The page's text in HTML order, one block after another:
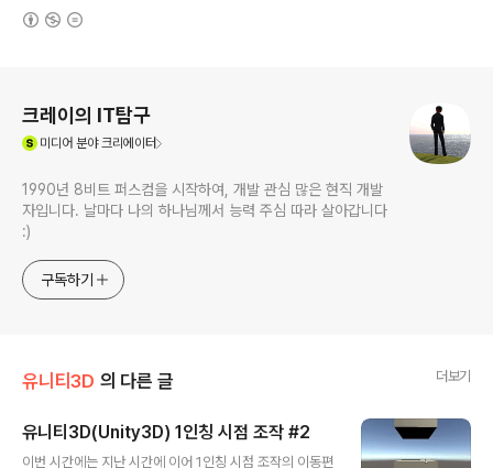
크레이의 IT탐구
미디어 분야 크리에이터
1990년 8비트 퍼스컴을 시작하여, 개발 관심 많은 현직 개발
자입니다. 날마다 나의 하나님께서 능력 주심 따라 살아갑니다
:)
구독하기
유니티3D 의 다른 글 더보기
유니티3D(Unity3D) 1인칭 시점 조작 #2
이번 시간에는 지난 시간에 이어 1인칭 시점 조작의 이동편